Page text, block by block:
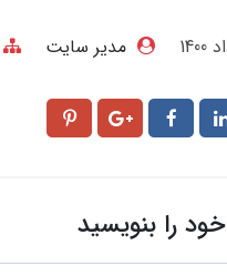
مدیر سایت
را بنویسید